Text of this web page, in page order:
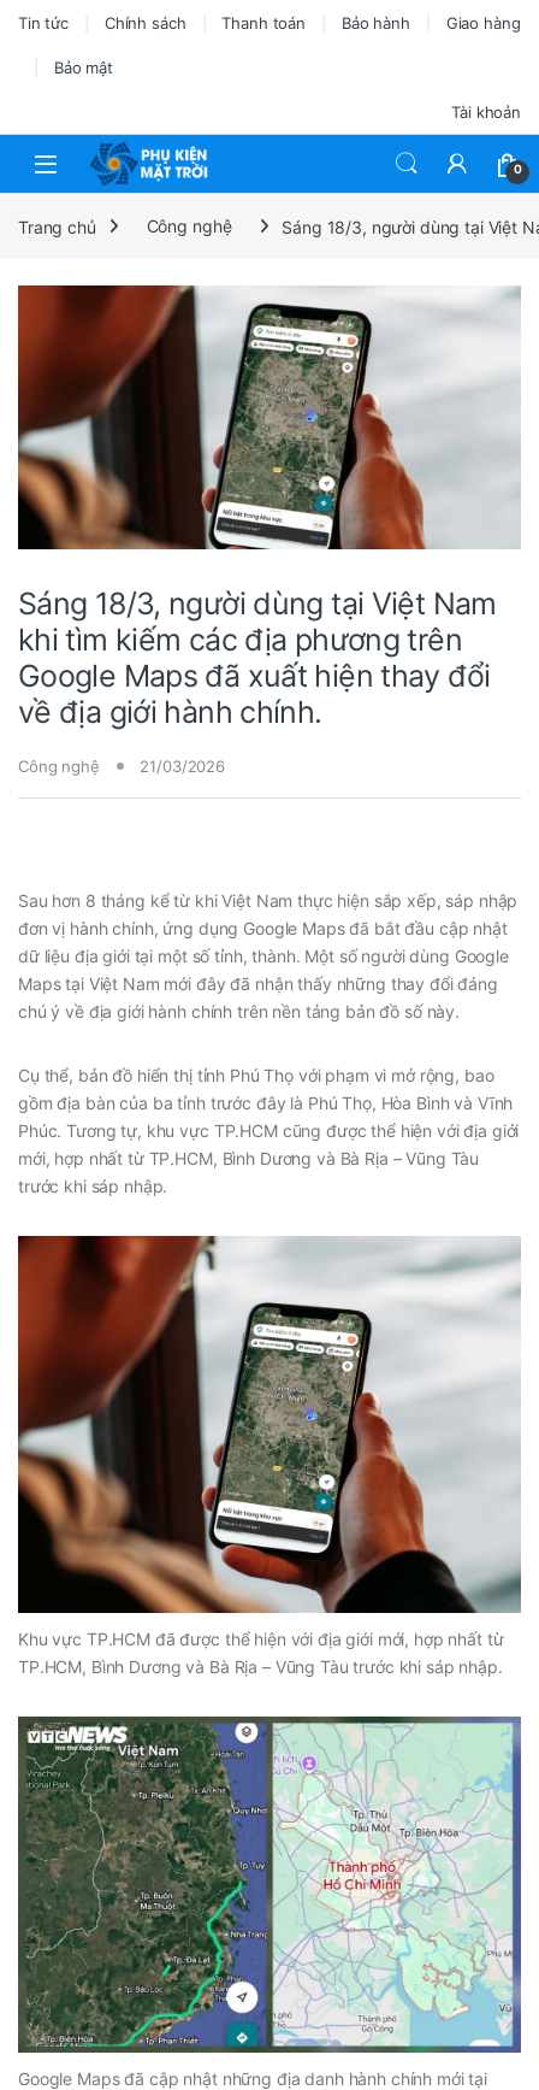
Tin tức Chính sách Thanh toán Bảo hành Giao hàng
Bảo mật
Tài khoản
0
Trang chủ Công nghệ Sáng 18/3, người dùng tại Việt
Sáng 18/3, người dùng tại Việt Nam
khi tìm kiếm các địa phương trên
Google Maps đã xuất hiện thay đổi
về địa giới hành chính.
Công nghệ 21/03/2026
Sau hơn 8 tháng kể từ khi Việt Nam thực hiện sắp xếp, sáp nhập
đơn vị hành chính, ứng dụng Google Maps đã bắt đầu cập nhật
dữ liệu địa giới tại một số tỉnh, thành. Một số người dùng Google
Maps tại Việt Nam mới đây đã nhận thấy những thay đổi đáng
chú ý về địa giới hành chính trên nền tảng bản đồ số này.
Cụ thể, bản đồ hiển thị tỉnh Phú Thọ với phạm vi mở rộng, bao
gồm địa bàn của ba tỉnh trước đây là Phú Thọ, Hòa Bình và Vĩnh
Phúc. Tương tự, khu vực TP.HCM cũng được thể hiện với địa giới
mới, hợp nhất từ TP.HCM, Bình Dương và Bà Rịa – Vũng Tàu
trước khi sáp nhập.
Khu vực TP.HCM đã được thể hiện với địa giới mới, hợp nhất từ
TP.HCM, Bình Dương và Bà Rịa – Vũng Tàu trước khi sáp nhập.
Google Maps đã cập nhật những địa danh hành chính mới tại